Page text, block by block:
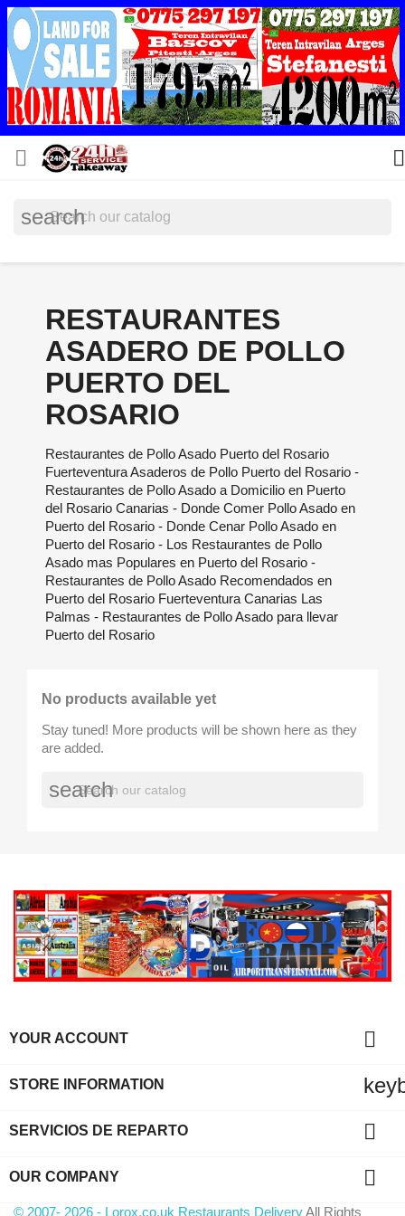
 
search
RESTAURANTES
ASADERO DE POLLO
PUERTO DEL
ROSARIO
Restaurantes de Pollo Asado Puerto del Rosario
Fuerteventura Asaderos de Pollo Puerto del Rosario -
Restaurantes de Pollo Asado a Domicilio en Puerto
del Rosario Canarias - Donde Comer Pollo Asado en
Puerto del Rosario - Donde Cenar Pollo Asado en
Puerto del Rosario - Los Restaurantes de Pollo
Asado mas Populares en Puerto del Rosario -
Restaurantes de Pollo Asado Recomendados en
Puerto del Rosario Fuerteventura Canarias Las
Palmas - Restaurantes de Pollo Asado para llevar
Puerto del Rosario
No products available yet
Stay tuned! More products will be shown here as they
are added.
search
YOUR ACCOUNT 
STORE INFORMATION
SERVICIOS DE REPARTO 
OUR COMPANY 
© 2007- 2026 - Lorox.co.uk Restaurants DeliveryAll Rights